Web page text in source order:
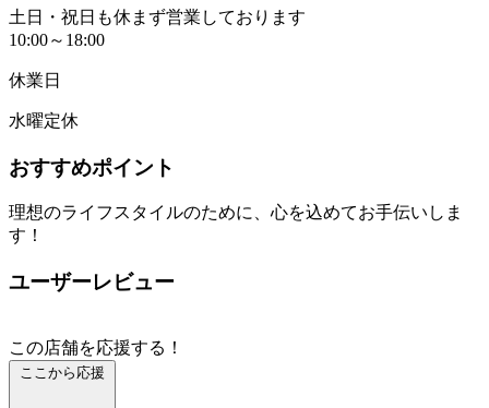
土日・祝日も休まず営業しております
10:00～18:00
休業日
水曜定休
おすすめポイント
理想のライフスタイルのために、心を込めてお手伝いしま
す！
ユーザーレビュー
この店舗を応援する！
ここから応援